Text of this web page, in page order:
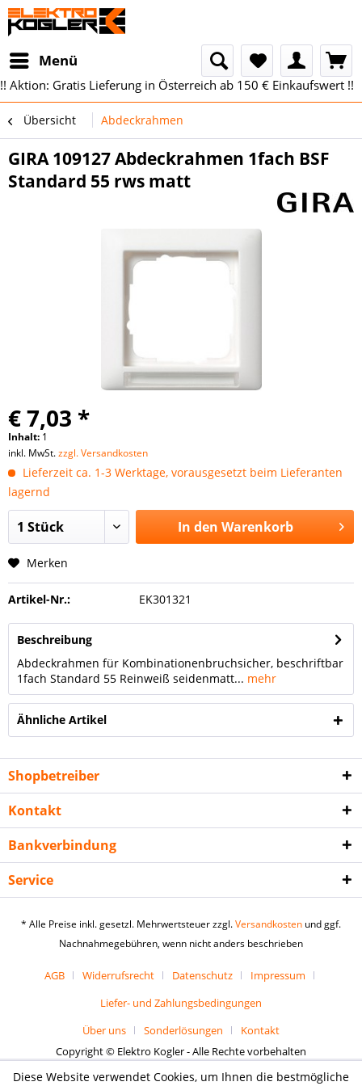
Menü
!! Aktion: Gratis Lieferung in Österreich ab 150 € Einkaufswert !!
Übersicht Abdeckrahmen
GIRA 109127 Abdeckrahmen 1fach BSF
Standard 55 rws matt
€ 7,03 *
Inhalt: 1
inkl. MwSt.zzgl. Versandkosten
Lieferzeit ca. 1-3 Werktage, vorausgesetzt beim Lieferanten
lagernd
In den Warenkorb
Merken
Artikel-Nr.: EK301321
Beschreibung
Abdeckrahmen für Kombinationenbruchsicher, beschriftbar
1fach Standard 55 Reinweiß seidenmatt... mehr
Ähnliche Artikel
Shopbetreiber
Kontakt
Bankverbindung
Service
* Alle Preise inkl. gesetzl. Mehrwertsteuer zzgl.Versandkosten und ggf.
Nachnahmegebühren, wenn nicht anders beschrieben
AGB Widerrufsrecht Datenschutz
Impressum
Liefer- und Zahlungsbedingungen
Über uns
Sonderlösungen
Kontakt
Copyright © Elektro Kogler - Alle Rechte vorbehalten
Diese Website verwendet Cookies, um Ihnen die bestmögliche